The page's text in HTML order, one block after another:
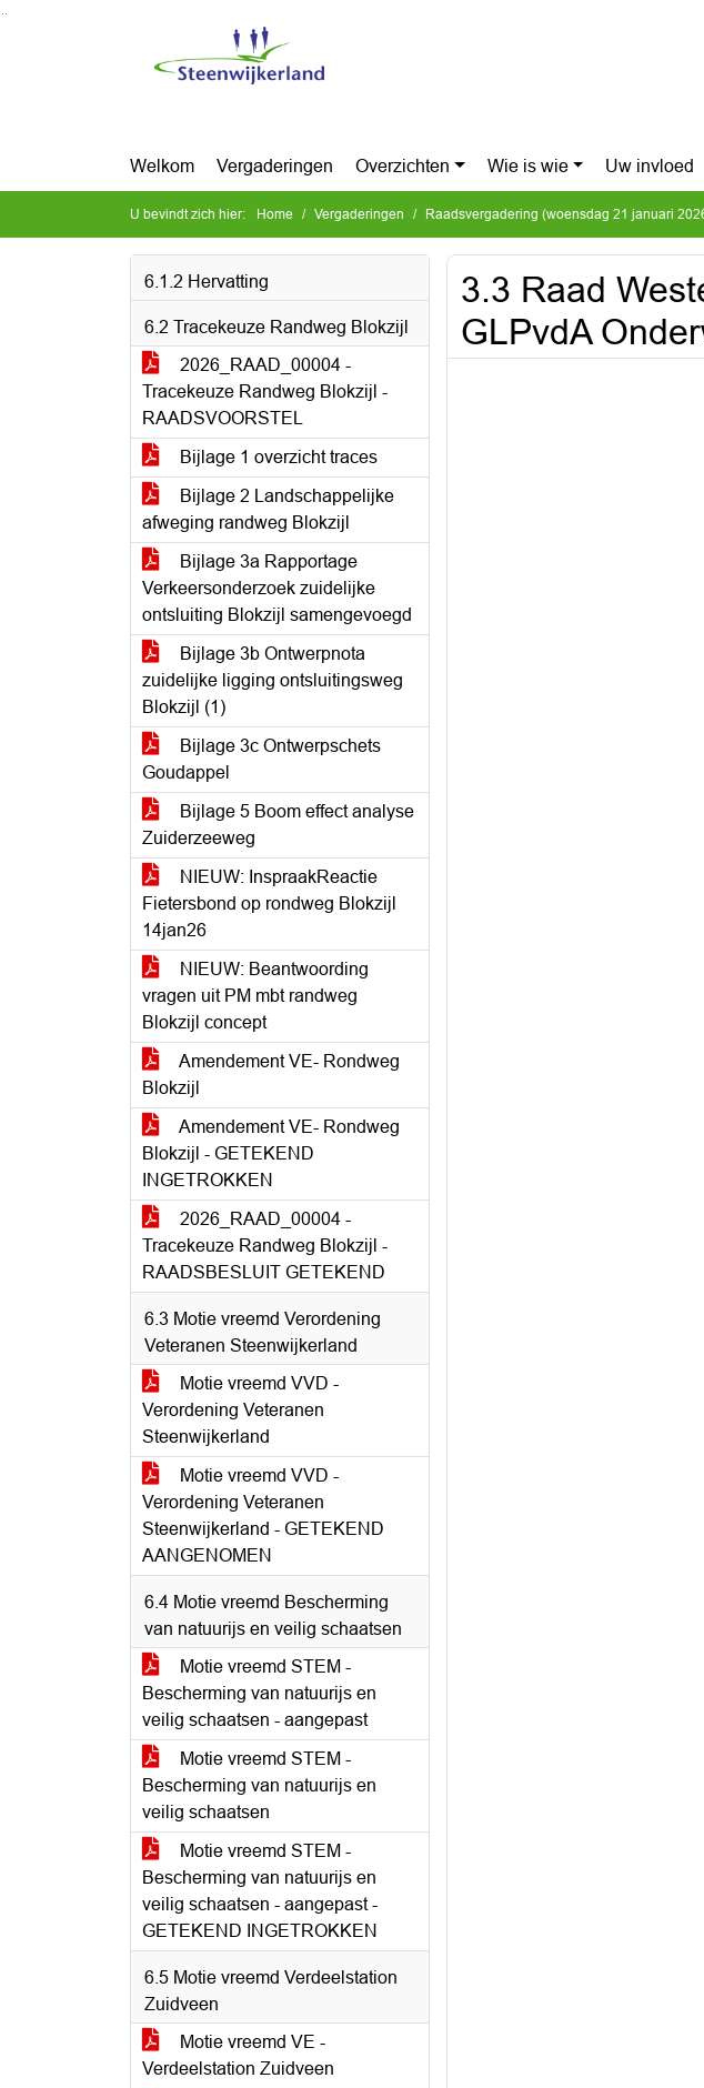
Ga naar de inhoud van deze pagina
Welkom Vergaderingen Overzichten Wie is wie Uw invloed
U bevindt zich hier: Home Vergaderingen Raadsvergadering (woensdag 21 januari
6.1.2 Hervatting
6.2 Tracekeuze Randweg Blokzijl
2026_RAAD_00004 -
Tracekeuze Randweg Blokzijl -
RAADSVOORSTEL
Bijlage 1 overzicht traces
Bijlage 2 Landschappelijke
afweging randweg Blokzijl
Bijlage 3a Rapportage
Verkeersonderzoek zuidelijke
ontsluiting Blokzijl samengevoegd
Bijlage 3b Ontwerpnota
zuidelijke ligging ontsluitingsweg
Blokzijl (1)
Bijlage 3c Ontwerpschets
Goudappel
Bijlage 5 Boom effect analyse
Zuiderzeeweg
NIEUW: InspraakReactie
Fietersbond op rondweg Blokzijl
14jan26
NIEUW: Beantwoording
vragen uit PM mbt randweg
Blokzijl concept
Amendement VE- Rondweg
Blokzijl
Amendement VE- Rondweg
Blokzijl - GETEKEND
INGETROKKEN
2026_RAAD_00004 -
Tracekeuze Randweg Blokzijl -
RAADSBESLUIT GETEKEND
6.3 Motie vreemd Verordening
Veteranen Steenwijkerland
Motie vreemd VVD -
Verordening Veteranen
Steenwijkerland
Motie vreemd VVD -
Verordening Veteranen
Steenwijkerland - GETEKEND
AANGENOMEN
6.4 Motie vreemd Bescherming
van natuurijs en veilig schaatsen
Motie vreemd STEM -
Bescherming van natuurijs en
veilig schaatsen - aangepast
Motie vreemd STEM -
Bescherming van natuurijs en
veilig schaatsen
Motie vreemd STEM -
Bescherming van natuurijs en
veilig schaatsen - aangepast -
GETEKEND INGETROKKEN
6.5 Motie vreemd Verdeelstation
Zuidveen
Motie vreemd VE -
Verdeelstation Zuidveen
3.3 Raad
GLPvdA